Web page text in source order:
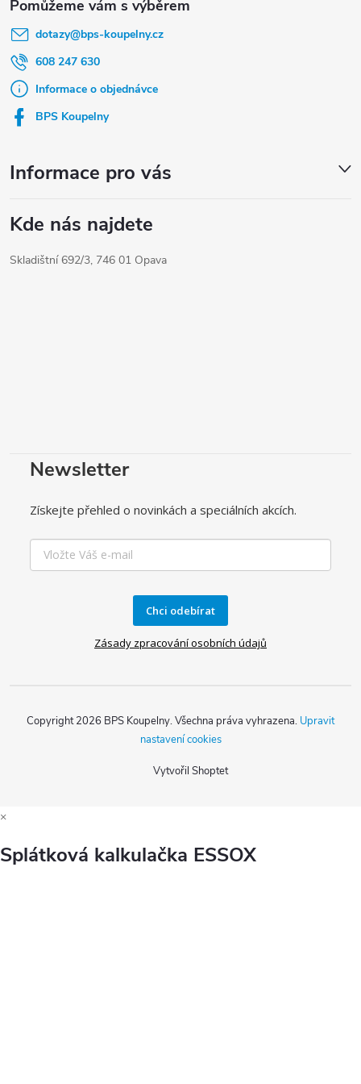
dotazy@bps-koupelny.cz
608 247 630
Informace o objednávce
BPS Koupelny
Informace pro vás
Kde nás najdete
Skladištní 692/3, 746 01 Opava
Newsletter
Získejte přehled o novinkách a speciálních akcích.
Chci odebírat
Zásady zpracování osobních údajů
Vytvořil Shoptet
Copyright 2026 BPS Koupelny. Všechna práva vyhrazena. Upravit
nastavení cookies
×
Splátková kalkulačka ESSOX